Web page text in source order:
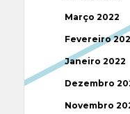
Março 2022
Fevereiro
Janeiro 2022
Dezembro
Novembro